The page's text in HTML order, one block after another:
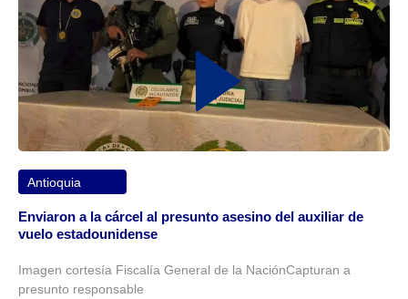
Antioquia
Enviaron a la cárcel al presunto asesino del auxiliar de
vuelo estadounidense
Imagen cortesía Fiscalía General de la NaciónCapturan a
presunto responsable